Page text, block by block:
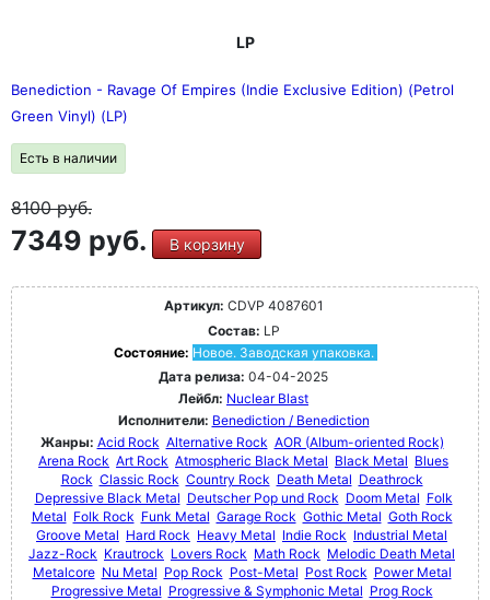
LP
Benediction - Ravage Of Empires (Indie Exclusive Edition) (Petrol
Green Vinyl) (LP)
Есть в наличии
8100руб.
7349 руб. В корзину
Артикул: CDVP 4087601
Состав: LP
Состояние: Новое. Заводская упаковка.
Дата релиза: 04-04-2025
Лейбл: Nuclear Blast
Исполнители: Benediction / Benediction
Жанры: Acid Rock Alternative Rock AOR (Album-oriented Rock)
Arena Rock Art Rock Atmospheric Black Metal Black Metal Blues
Rock Classic Rock Country Rock Death Metal Deathrock
Depressive Black Metal Deutscher Pop und Rock Doom Metal Folk
Metal Folk Rock Funk Metal Garage Rock Gothic Metal Goth Rock
Groove Metal Hard Rock Heavy Metal Indie Rock Industrial Metal
Jazz-Rock Krautrock Lovers Rock Math Rock Melodic Death Metal
Metalcore Nu Metal Pop Rock Post-Metal Post Rock Power Metal
Progressive Metal Progressive & Symphonic Metal Prog Rock